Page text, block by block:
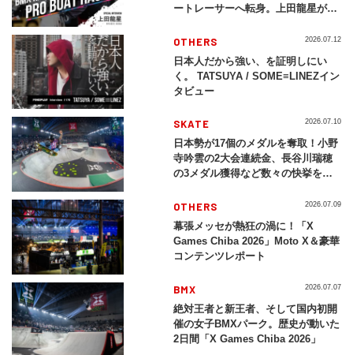
ートレーサーへ転身。上田龍星が体
OTHERS
日本人だから強い、を証明しにい
く。 TATSUYA / SOME≡LINEZイン
タビュー
2026.07.12
SKATE
日本勢が17個のメダルを奪取！小野
寺吟雲の2大会連続金、長谷川瑞穂
の3メダル獲得など数々の快挙をプ
2026」
2026.07.10
OTHERS
幕張メッセが熱狂の渦に！「X
Games Chiba 2026」Moto X＆豪華
コンテンツレポート
2026.07.09
BMX
絶対王者と新王者、そして国内初開
催の女子BMXパーク。歴史が動いた
2日間「X Games Chiba 2026」
2026.07.07